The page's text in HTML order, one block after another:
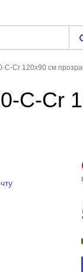
C-Cr 120x90 см
C-Cr
−
ЧЕРЕЗ